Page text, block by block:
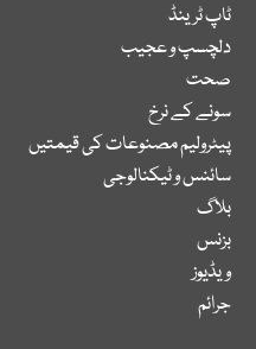
ٹاپ ٹرینڈ
دلچسپ و عجیب
صحت
سونے کے نرخ
پیٹرولیم مصنوعات کی قیمتیں
سائنس و ٹیکنالوجی
بلاگ
بزنس
ویڈیوز
جرائم